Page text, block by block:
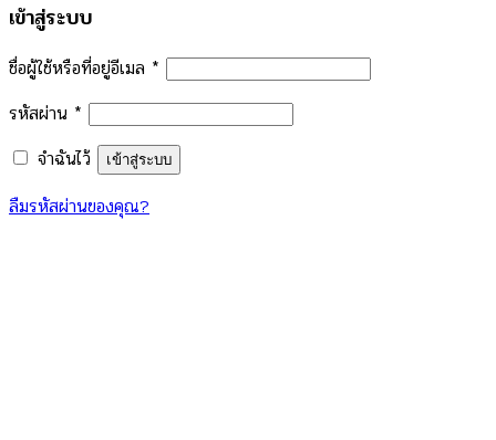
เข้าสู่ระบบ
ชื่อผู้ใช้หรือที่อยู่อีเมล *
รหัสผ่าน *
จำฉันไว้
เข้าสู่ระบบ
ลืมรหัสผ่านของคุณ?